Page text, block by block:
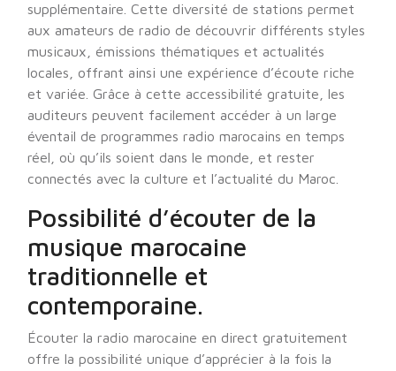
supplémentaire. Cette diversité de stations permet
aux amateurs de radio de découvrir différents styles
musicaux, émissions thématiques et actualités
locales, offrant ainsi une expérience d’écoute riche
et variée. Grâce à cette accessibilité gratuite, les
auditeurs peuvent facilement accéder à un large
éventail de programmes radio marocains en temps
réel, où qu’ils soient dans le monde, et rester
connectés avec la culture et l’actualité du Maroc.
Possibilité d’écouter de la
musique marocaine
traditionnelle et
contemporaine.
Écouter la radio marocaine en direct gratuitement
offre la possibilité unique d’apprécier à la fois la